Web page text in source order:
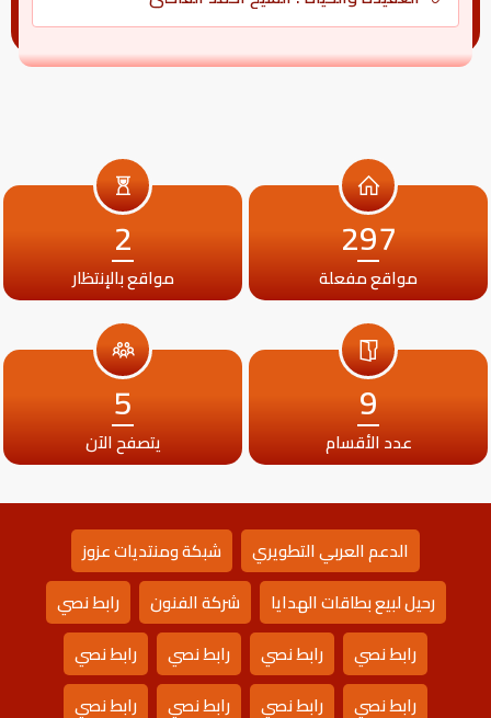
297
مواقع مفعلة
2
مواقع بالإنتظار
9
عدد الأقسام
5
يتصفح الآن
الدعم العربي التطويري
شبكة ومنتديات عزوز
رحيل لبيع بطاقات الهدايا
شركة الفنون
رابط نصي
رابط نصي
رابط نصي رابط نصي
رابط نصي
رابط نصي
رابط نصي رابط نصي رابط نصي